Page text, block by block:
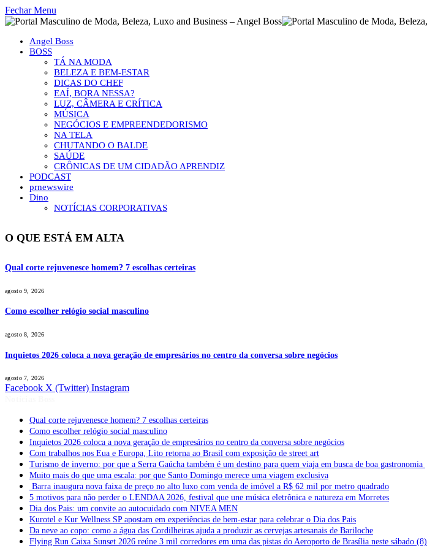
Fechar Menu
Angel Boss
BOSS
TÁ NA MODA
BELEZA E BEM-ESTAR
DICAS DO CHEF
EAÍ, BORA NESSA?
LUZ, CÂMERA E CRÍTICA
MÚSICA
NEGÓCIOS E EMPREENDEDORISMO
NA TELA
CHUTANDO O BALDE
SAÚDE
CRÔNICAS DE UM CIDADÃO APRENDIZ
PODCAST
prnewswire
Dino
NOTÍCIAS CORPORATIVAS
O QUE ESTÁ EM ALTA
Qual corte rejuvenesce homem? 7 escolhas certeiras
agosto 9, 2026
Como escolher relógio social masculino
agosto 8, 2026
Inquietos 2026 coloca a nova geração de empresários no centro da conversa sobre negócios
agosto 7, 2026
Facebook X (Twitter) Instagram
Qual corte rejuvenesce homem? 7 escolhas certeiras
Como escolher relógio social masculino
Inquietos 2026 coloca a nova geração de empresários no centro da conversa sobre negócios
Com trabalhos nos Eua e Europa, Lito retorna ao Brasil com exposição de street art
Turismo de inverno: por que a Serra Gaúcha também é um destino para quem viaja em busca de boa gastronomia
Muito mais do que uma escala: por que Santo Domingo merece uma viagem exclusiva
Barra inaugura nova faixa de preço no alto luxo com venda de imóvel a R$ 62 mil por metro quadrado
5 motivos para não perder o LENDAA 2026, festival que une música eletrônica e natureza em Morretes
Dia dos Pais: um convite ao autocuidado com NIVEA MEN
Kurotel e Kur Wellness SP apostam em experiências de bem-estar para celebrar o Dia dos Pais
Da neve ao copo: como a água das Cordilheiras ajuda a produzir as cervejas artesanais de Bariloche
Flying Run Caixa Sunset 2026 reúne 3 mil corredores em uma das pistas do Aeroporto de Brasília neste sábado (8)